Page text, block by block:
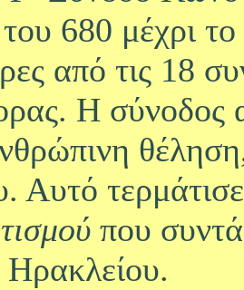
680 μέχρι
από τις 18
Η σύνοδος
Αυτό
που